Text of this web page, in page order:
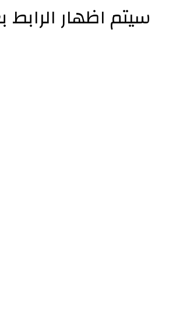
سيتم اظهار الرابط